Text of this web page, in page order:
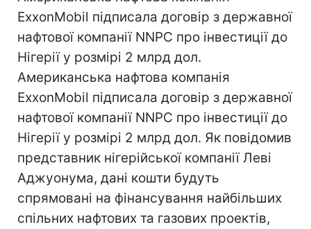
ExxonMobil підписала договір з державної
нафтової компанії NNPC про інвестиції до
Нігерії у розмірі 2 млрд дол.
Американська нафтова компанія
ExxonMobil підписала договір з державної
нафтової компанії NNPC про інвестиції до
Нігерії у розмірі 2 млрд дол. Як повідомив
представник нігерійської компанії Леві
Аджуонума, дані кошти будуть
спрямовані на фінансування найбільших
спільних нафтових та газових проектів,